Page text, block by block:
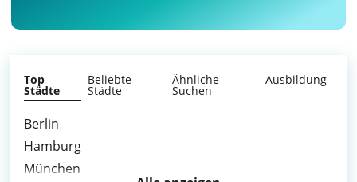
Top
Städte
Beliebte
Städte
Ähnliche
Suchen
Ausbildung
Berlin
Hamburg
München